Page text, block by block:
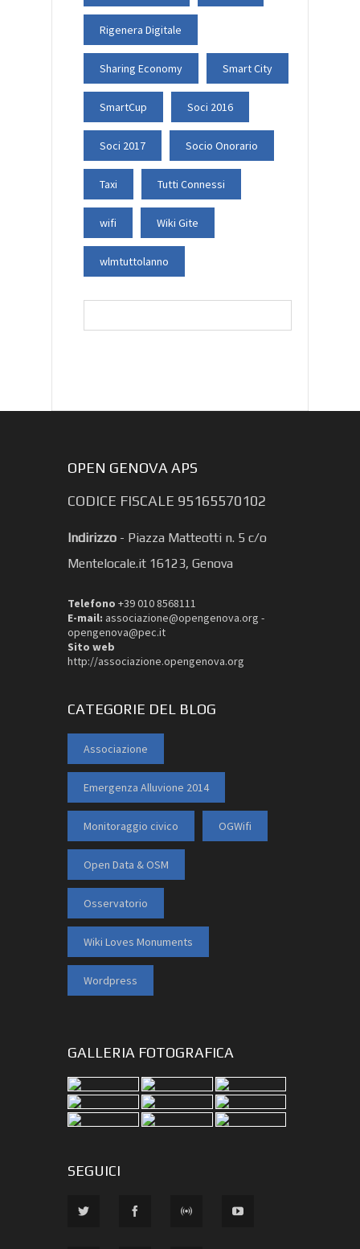
Rigenera Digitale
Sharing Economy Smart City
SmartCup Soci 2016
Soci 2017 Socio Onorario
Taxi Tutti Connessi
wifi Wiki Gite
wlmtuttolanno
Ricerca
OPEN GENOVA APS
CODICE FISCALE 95165570102
Indirizzo - Piazza Matteotti n. 5 c/o
Mentelocale.it 16123, Genova
Telefono +39 010 8568111
E-mail: associazione@opengenova.org -
opengenova@pec.it
Sito web
http://associazione.opengenova.org
CATEGORIE DEL BLOG
Associazione
Emergenza Alluvione 2014
Monitoraggio civico OGWifi
Open Data & OSM
Osservatorio
Wiki Loves Monuments
Wordpress
GALLERIA FOTOGRAFICA
SEGUICI